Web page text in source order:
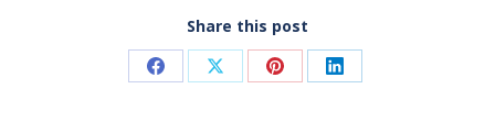
Share this post
Share Share Share Share